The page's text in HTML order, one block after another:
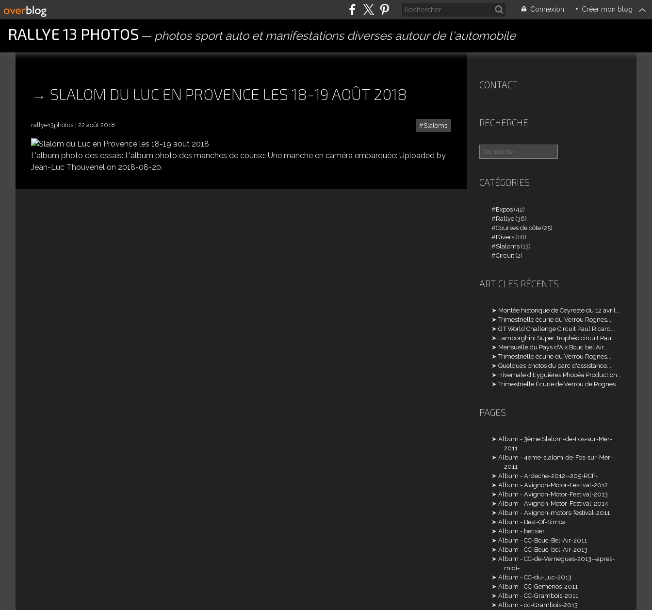
Connexion + Créer mon blog
RALLYE 13 PHOTOS photos sport auto et manifestations diverses autour de l'automobile
SLALOM DU LUC EN PROVENCE LES 18-19 AOÛT 2018
Slaloms
rallye13photos 22 août 2018 SLALOM DU LUC EN PROVENCE LES 18-19 AOÛT 2018
L'album photo des essais: L'album photo des manches de course: Une manche en caméra embarquée: Uploaded by
Jean-Luc Thouvenel on 2018-08-20.
CONTACT
RECHERCHE
CATÉGORIES
Expos (42)
Rallye (36)
Courses de côte (25)
Divers (16)
Slaloms (13)
Circuit (2)
ARTICLES RÉCENTS
Montée historique de Ceyreste du 12 avril...
Trimestrielle écurie du Verrou Rognes...
GT World Challenge Circuit Paul Ricard...
Lamborghini Super Trophéo circuit Paul...
Mensuelle du Pays d'Aix Bouc bel Air...
Trimestrielle écurie du Verrou Rognes...
Quelques photos du parc d'assistance...
Hivernale d'Eyguières Phocéa Production...
Trimestrielle Écurie de Verrou de Rognes...
PAGES
Album - 3ème Slalom-de-Fos-sur-Mer-
2011
Album - 4eme-slalom-de-Fos-sur-Mer-
2011
Album - Ardeche-2012--205-RCF-
Album - Avignon-Motor-Festival-2012
Album - Avignon-Motor-Festival-2013
Album - Avignon-Motor-Festival-2014
Album - Avignon-motors-festival-2011
Album - Best-Of-Simca
Album - betisier
Album - CC-Bouc-Bel-Air-2011
Album - CC-Bouc-bel-Air-2013
Album - CC-de-Vernegues-2013--apres-
midi-
Album - CC-du-Luc-2013
Album - CC-Gemenos-2011
Album - CC-Grambois-2011
Album - cc-Grambois-2013